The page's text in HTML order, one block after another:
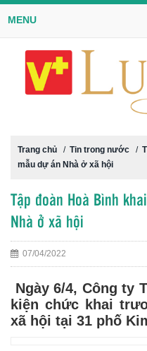
MENU
Trang chủ / Tin trong nước /
mẫu dự án Nhà ở xã hội
Tập đoàn Hoà Bình
Nhà ở xã hội
07/04/2022
Ngày 6/4, Công ty
kiện chức khai
xã hội tại 31 phố